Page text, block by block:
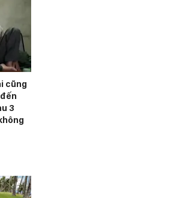
cũng
3